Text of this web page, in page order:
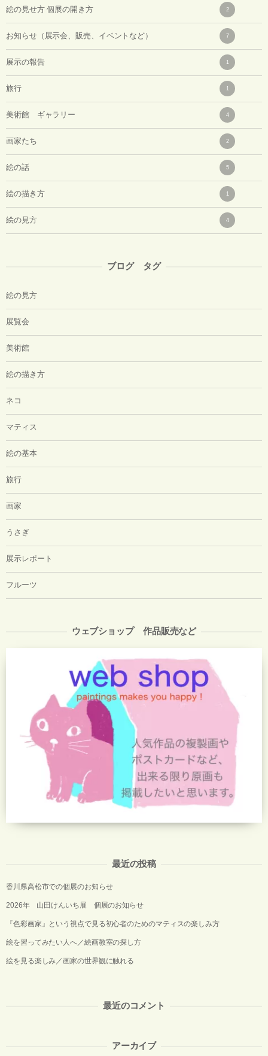
絵の見せ方 個展の開き方 2
お知らせ（展示会、販売、イベントなど） 7
展示の報告 1
旅行 1
美術館 ギャラリー 4
画家たち 2
絵の話 5
絵の描き方 1
絵の見方 4
ブログ タグ
絵の見方
展覧会
美術館
絵の描き方
ネコ
マティス
絵の基本
旅行
画家
うさぎ
展示レポート
フルーツ
ウェブショップ 作品販売など
最近の投稿
香川県高松市での個展のお知らせ
2026年 山田けんいち展 個展のお知らせ
『色彩画家』という視点で見る初心者のためのマティスの楽しみ方
絵を習ってみたい人へ／絵画教室の探し方
絵を見る楽しみ／画家の世界観に触れる
最近のコメント
アーカイブ